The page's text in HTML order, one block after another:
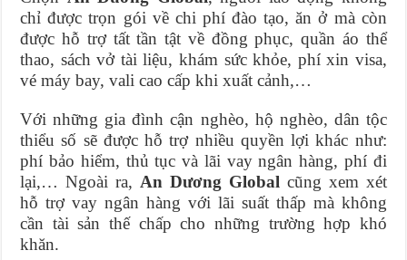
chỉ được trọn gói về chi phí đào tạo, ăn ở mà còn
được hỗ trợ tất tần tật về đồng phục, quần áo thể
thao, sách vở tài liệu, khám sức khỏe, phí xin visa,
vé máy bay, vali cao cấp khi xuất cảnh,…
Với những gia đình cận nghèo, hộ nghèo, dân tộc
thiểu số sẽ được hỗ trợ nhiều quyền lợi khác như:
phí bảo hiểm, thủ tục và lãi vay ngân hàng, phí đi
lại,… Ngoài ra, An Dương Global cũng xem xét
hỗ trợ vay ngân hàng với lãi suất thấp mà không
cần tài sản thế chấp cho những trường hợp khó
khăn.